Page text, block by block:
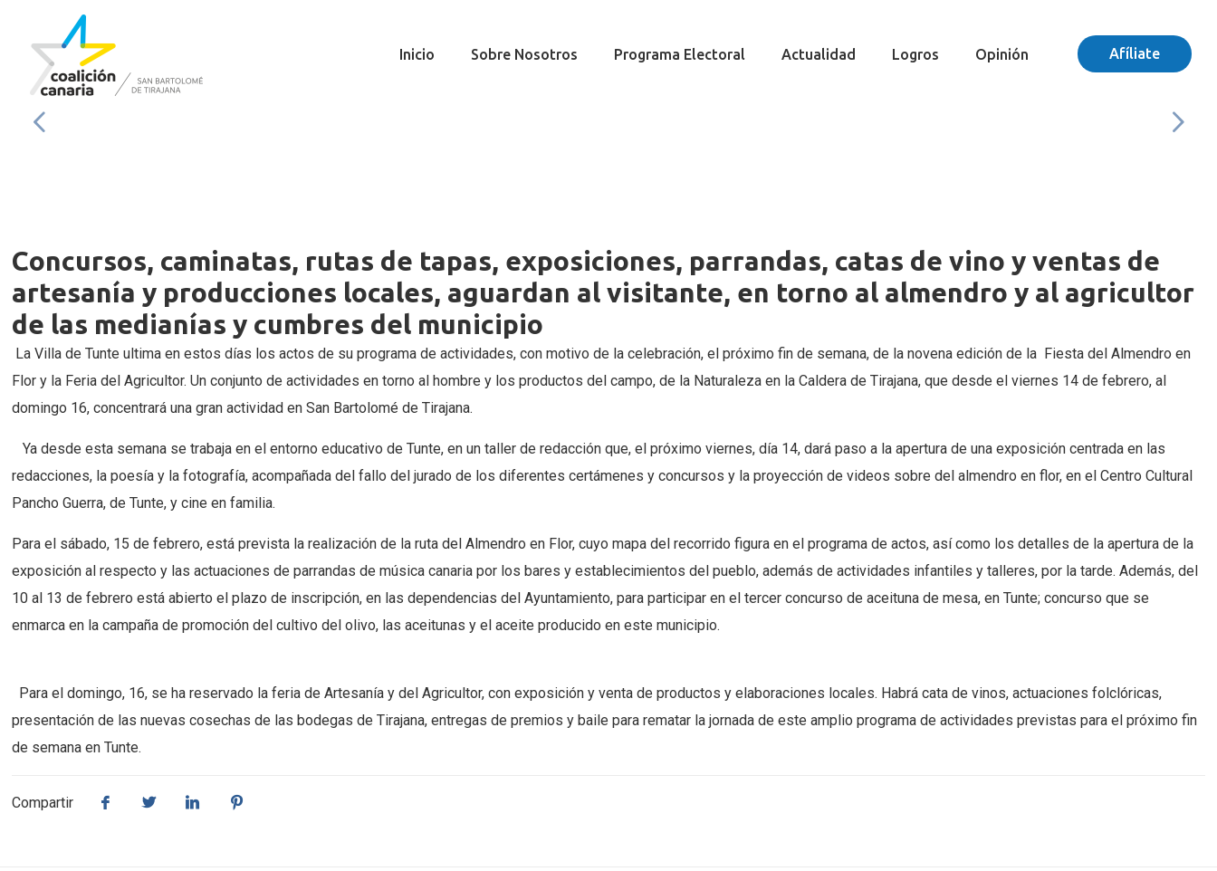
Inicio Sobre Nosotros Programa Electoral Actualidad Logros Opinión Afíliate
Concursos, caminatas, rutas de tapas, exposiciones, parrandas, catas de vino y ventas de
artesanía y producciones locales, aguardan al visitante, en torno al almendro y al agricultor
de las medianías y cumbres del municipio
La Villa de Tunte ultima en estos días los actos de su programa de actividades, con motivo de la celebración, el próximo fin de semana, de la novena edición de la Fiesta del Almendro en
Flor y la Feria del Agricultor. Un conjunto de actividades en torno al hombre y los productos del campo, de la Naturaleza en la Caldera de Tirajana, que desde el viernes 14 de febrero, al
domingo 16, concentrará una gran actividad en San Bartolomé de Tirajana.
Ya desde esta semana se trabaja en el entorno educativo de Tunte, en un taller de redacción que, el próximo viernes, día 14, dará paso a la apertura de una exposición centrada en las
redacciones, la poesía y la fotografía, acompañada del fallo del jurado de los diferentes certámenes y concursos y la proyección de videos sobre del almendro en flor, en el Centro Cultural
Pancho Guerra, de Tunte, y cine en familia.
Para el sábado, 15 de febrero, está prevista la realización de la ruta del Almendro en Flor, cuyo mapa del recorrido figura en el programa de actos, así como los detalles de la apertura de la
exposición al respecto y las actuaciones de parrandas de música canaria por los bares y establecimientos del pueblo, además de actividades infantiles y talleres, por la tarde. Además, del
10 al 13 de febrero está abierto el plazo de inscripción, en las dependencias del Ayuntamiento, para participar en el tercer concurso de aceituna de mesa, en Tunte; concurso que se
enmarca en la campaña de promoción del cultivo del olivo, las aceitunas y el aceite producido en este municipio.
Para el domingo, 16, se ha reservado la feria de Artesanía y del Agricultor, con exposición y venta de productos y elaboraciones locales. Habrá cata de vinos, actuaciones folclóricas,
presentación de las nuevas cosechas de las bodegas de Tirajana, entregas de premios y baile para rematar la jornada de este amplio programa de actividades previstas para el próximo fin
de semana en Tunte.
Compartir